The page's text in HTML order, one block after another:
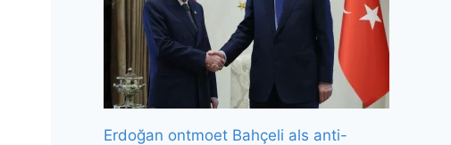
Erdoğan ontmoet Bahçeli als anti-